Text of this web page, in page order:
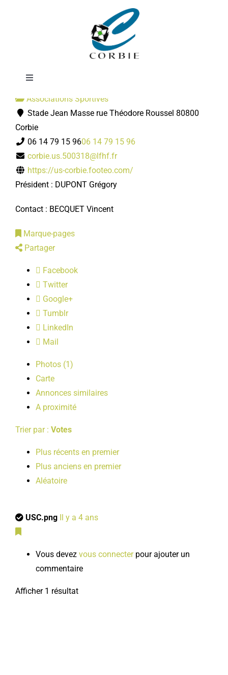
Toggle
Mairie
DÉMARCHES ADMINISTRATIVES
SERVICES MUNICIPAUX
PRATIQUE
LOISIRS
PUBLICATIONS
Football
Associations Sportives
Stade Jean Masse rue Théodore Roussel 80800
Corbie
06 14 79 15 9606 14 79 15 96
corbie.us.500318@lfhf.fr
https://us-corbie.footeo.com/
Président : DUPONT Grégory
Contact : BECQUET Vincent
Marque-pages
Partager
Facebook
Twitter
Google+
Tumblr
LinkedIn
Mail
Photos (1)
Carte
Annonces similaires
A proximité
Trier par : Votes
Plus récents en premier
Plus anciens en premier
Aléatoire
USC.png Il y a 4 ans
Vous devez vous connecterpour ajouter un
commentaire
Afficher 1 résultat